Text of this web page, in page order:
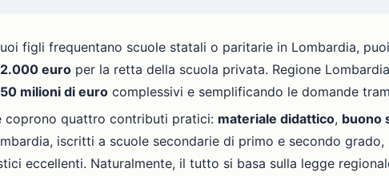
figli frequentano scuole statali o paritarie in Lombardia,
2.000 euro per la retta della scuola privata. Regione
milioni di euro complessivi e semplificando le domande
coprono quattro contributi pratici: materiale didattico, buono
iscritti a scuole secondarie di primo e secondo
eccellenti. Naturalmente, il tutto si basa sulla legge